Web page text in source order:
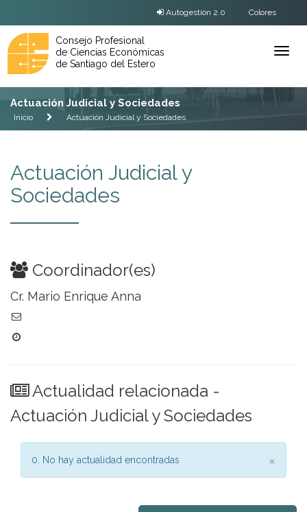
Autogestión 2.0 Colores
Ver
Consejo Profesional
de Ciencias Económicas
de Santiago del Estero
Actuación Judicial y Sociedades
Inicio Actuación Judicial y Sociedades
Actuación Judicial y
Sociedades
Coordinador(es)
Cr. Mario Enrique Anna
Actualidad relacionada -
Actuación Judicial y Sociedades
×
0. No hay actualidad encontradas